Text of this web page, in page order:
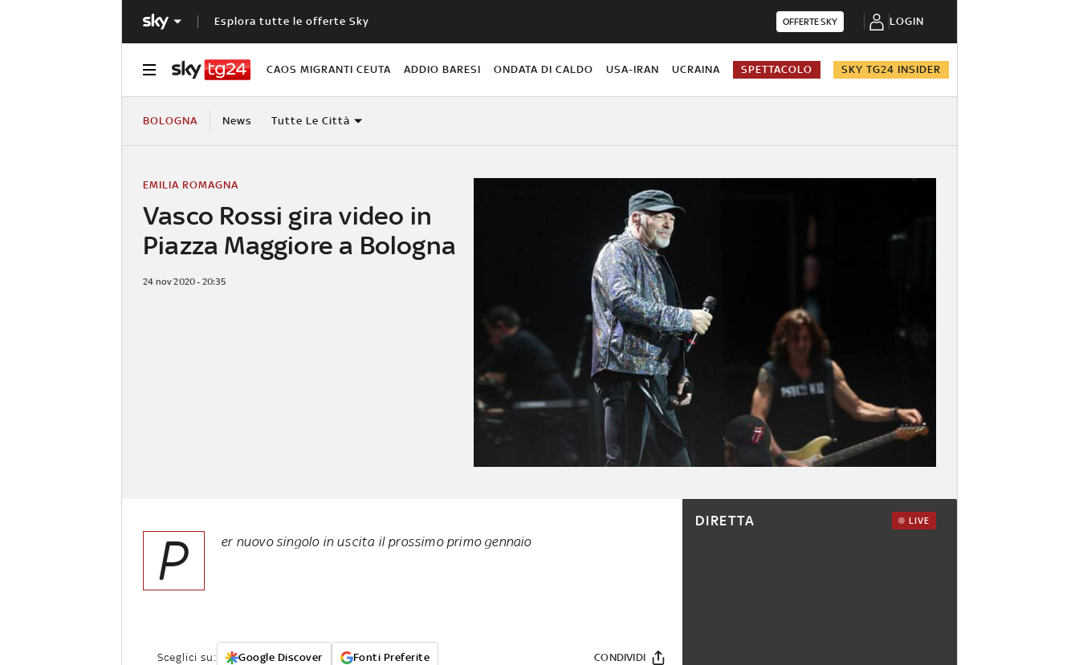
Esplora tutte le offerte Sky OFFERTE SKY LOGIN
CAOS MIGRANTI CEUTA ADDIO BARESI ONDATA DI CALDO USA-IRAN UCRAINA SPETTACOLO SKY TG24 INSIDER
BOLOGNA News Tutte Le Città
Vasco Rossi gira video in
Piazza Maggiore a Bologna
EMILIA ROMAGNA
24 nov 2020 - 20:35
P er nuovo singolo in uscita il prossimo primo gennaio
Sceglici su: Google Discover Fonti Preferite CONDIVIDI
DIRETTA LIVE